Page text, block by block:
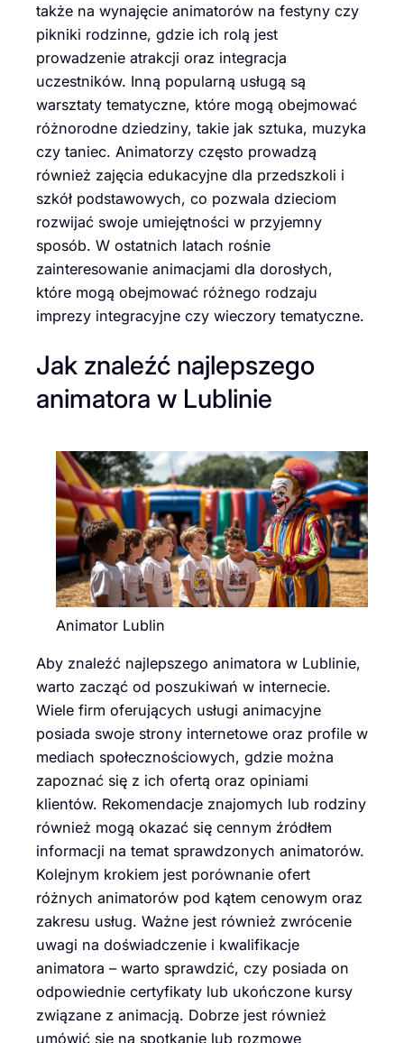
także na wynajęcie animatorów na festyny czy
pikniki rodzinne, gdzie ich rolą jest
prowadzenie atrakcji oraz integracja
uczestników. Inną popularną usługą są
warsztaty tematyczne, które mogą obejmować
różnorodne dziedziny, takie jak sztuka, muzyka
czy taniec. Animatorzy często prowadzą
również zajęcia edukacyjne dla przedszkoli i
szkół podstawowych, co pozwala dzieciom
rozwijać swoje umiejętności w przyjemny
sposób. W ostatnich latach rośnie
zainteresowanie animacjami dla dorosłych,
które mogą obejmować różnego rodzaju
imprezy integracyjne czy wieczory tematyczne.
Jak znaleźć najlepszego
animatora w Lublinie
Animator Lublin
Aby znaleźć najlepszego animatora w Lublinie,
warto zacząć od poszukiwań w internecie.
Wiele firm oferujących usługi animacyjne
posiada swoje strony internetowe oraz profile w
mediach społecznościowych, gdzie można
zapoznać się z ich ofertą oraz opiniami
klientów. Rekomendacje znajomych lub rodziny
również mogą okazać się cennym źródłem
informacji na temat sprawdzonych animatorów.
Kolejnym krokiem jest porównanie ofert
różnych animatorów pod kątem cenowym oraz
zakresu usług. Ważne jest również zwrócenie
uwagi na doświadczenie i kwalifikacje
animatora – warto sprawdzić, czy posiada on
odpowiednie certyfikaty lub ukończone kursy
związane z animacją. Dobrze jest również
umówić się na spotkanie lub rozmowę